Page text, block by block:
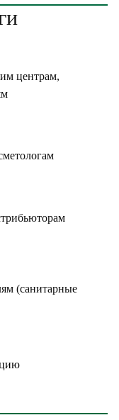
центрам,
(санитарные